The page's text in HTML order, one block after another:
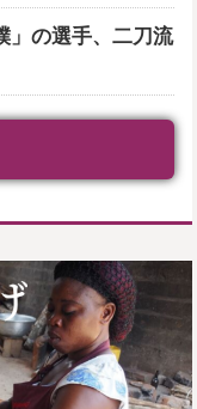
」の選手、二刀流